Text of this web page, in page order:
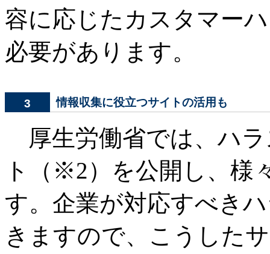
容に応じたカスタマー
必要があります。
3 情報収集に役立つサイトの活用も
厚生労働省では、ハ
ト（※2）を公開し、様
す。企業が対応すべき
きますので、こうした